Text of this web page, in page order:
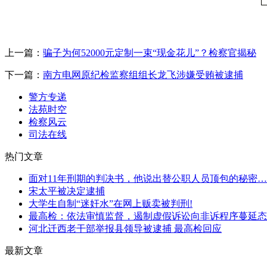
上一篇： 骗子为何52000元定制一束“现金花儿”？检察官揭秘
下一篇： 南方电网原纪检监察组组长龙飞涉嫌受贿被逮捕
警方专递
法苑时空
检察风云
司法在线
热门文章
面对11年刑期的判决书，他说出替公职人员顶包的秘
宋太平被决定逮捕
大学生自制“迷奸水”在网上贩卖被判刑!
最高检：依法审慎监督，遏制虚假诉讼向非诉程序蔓延
河北迁西老干部举报县领导被逮捕 最高检回应
最新文章